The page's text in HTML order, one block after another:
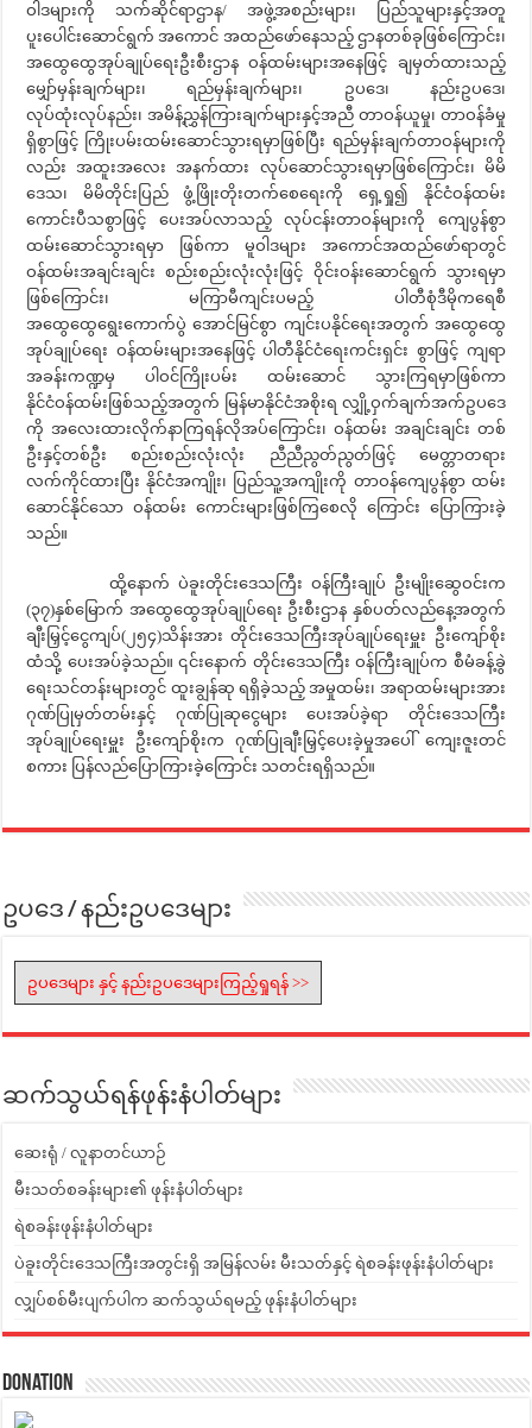
ဝါဒများကို သက်ဆိုင်ရာဌာန/ အဖွဲ့အစည်းများ၊ ပြည်သူများနှင့်အတူ
ပူးပေါင်းဆောင်ရွက် အကောင် အထည်ဖော်နေသည့် ဌာနတစ်ခုဖြစ်ကြောင်း၊
အထွေထွေအုပ်ချုပ်ရေးဦးစီးဌာန ဝန်ထမ်းများအနေဖြင့် ချမှတ်ထားသည့်
မျှော်မှန်းချက်များ၊ ရည်မှန်းချက်များ၊ ဥပဒေ၊ နည်းဥပဒေ၊
လုပ်ထုံးလုပ်နည်း၊ အမိန့်ညွှန်ကြားချက်များနှင့်အညီ တာဝန်ယူမှု၊ တာဝန်ခံမှု
ရှိစွာဖြင့် ကြိုးပမ်းထမ်းဆောင်သွားရမှာဖြစ်ပြီး ရည်မှန်းချက်တာဝန်များကို
လည်း အထူးအလေး အနက်ထား လုပ်ဆောင်သွားရမှာဖြစ်ကြောင်း၊ မိမိ
ဒေသ၊ မိမိတိုင်းပြည် ဖွံ့ဖြိုးတိုးတက်စေရေးကို ရှေ့ရှု၍ နိုင်ငံဝန်ထမ်း
ကောင်းပီသစွာဖြင့် ပေးအပ်လာသည့် လုပ်ငန်းတာဝန်များကို ကျေပွန်စွာ
ထမ်းဆောင်သွားရမှာ ဖြစ်ကာ မူဝါဒများ အကောင်အထည်ဖော်ရာတွင်
ဝန်ထမ်းအချင်းချင်း စည်းစည်းလုံးလုံးဖြင့် ဝိုင်းဝန်းဆောင်ရွက် သွားရမှာ
ဖြစ်ကြောင်း၊ မကြာမီကျင်းပမည့် ပါတီစုံဒီမိုကရေစီ
အထွေထွေရွေးကောက်ပွဲ အောင်မြင်စွာ ကျင်းပနိုင်ရေးအတွက် အထွေထွေ
အုပ်ချုပ်ရေး ဝန်ထမ်းများအနေဖြင့် ပါတီနိုင်ငံရေးကင်းရှင်း စွာဖြင့် ကျရာ
အခန်းကဏ္ဍမှ ပါဝင်ကြိုးပမ်း ထမ်းဆောင် သွားကြရမှာဖြစ်ကာ
နိုင်ငံဝန်ထမ်းဖြစ်သည့်အတွက် မြန်မာနိုင်ငံအစိုးရ လျှို့ဝှက်ချက်အက်ဥပဒေ
ကို အလေးထားလိုက်နာကြရန်လိုအပ်ကြောင်း၊ ဝန်ထမ်း အချင်းချင်း တစ်
ဦးနှင့်တစ်ဦး စည်းစည်းလုံးလုံး ညီညီညွတ်ညွတ်ဖြင့် မေတ္တာတရား
လက်ကိုင်ထားပြီး နိုင်ငံအကျိုး၊ ပြည်သူ့အကျိုးကို တာဝန်ကျေပွန်စွာ ထမ်း
ဆောင်နိုင်သော ဝန်ထမ်း ကောင်းများဖြစ်ကြစေလို ကြောင်း ပြောကြားခဲ့
သည်။
ထို့နောက် ပဲခူးတိုင်းဒေသကြီး ဝန်ကြီးချုပ် ဦးမျိုးဆွေဝင်းက
(၃၇)နှစ်မြောက် အထွေထွေအုပ်ချုပ်ရေး ဦးစီးဌာန နှစ်ပတ်လည်နေ့အတွက်
ချီးမြှင့်ငွေကျပ်(၂၅၄)သိန်းအား တိုင်းဒေသကြီးအုပ်ချုပ်ရေးမှူး ဦးကျော်စိုး
ထံသို့ ပေးအပ်ခဲ့သည်။ ၎င်းနောက် တိုင်းဒေသကြီး ဝန်ကြီးချုပ်က စီမံခန့်ခွဲ
ရေးသင်တန်းများတွင် ထူးချွန်ဆု ရရှိခဲ့သည့် အမှုထမ်း၊ အရာထမ်းများအား
ဂုဏ်ပြုမှတ်တမ်းနှင့် ဂုဏ်ပြုဆုငွေများ ပေးအပ်ခဲ့ရာ တိုင်းဒေသကြီး
အုပ်ချုပ်ရေးမှူး ဦးကျော်စိုးက ဂုဏ်ပြုချီးမြှင့်ပေးခဲ့မှုအပေါ် ကျေးဇူးတင်
စကား ပြန်လည်ပြောကြားခဲ့ကြောင်း သတင်းရရှိသည်။
ဥပဒေ / နည်းဥပဒေများ
ဥပဒေများ နှင့် နည်းဥပဒေများကြည့်ရှုရန် >>
ဆက်သွယ်ရန်ဖုန်းနံပါတ်များ
ဆေးရုံ / လူနာတင်ယာဉ်
မီးသတ်စခန်းများ၏ ဖုန်းနံပါတ်များ
ရဲစခန်းဖုန်းနံပါတ်များ
ပဲခူးတိုင်းဒေသကြီးအတွင်းရှိ အမြန်လမ်း မီးသတ်နှင့် ရဲစခန်းဖုန်းနံပါတ်များ
လျှပ်စစ်မီးပျက်ပါက ဆက်သွယ်ရမည့် ဖုန်းနံပါတ်များ
Donation